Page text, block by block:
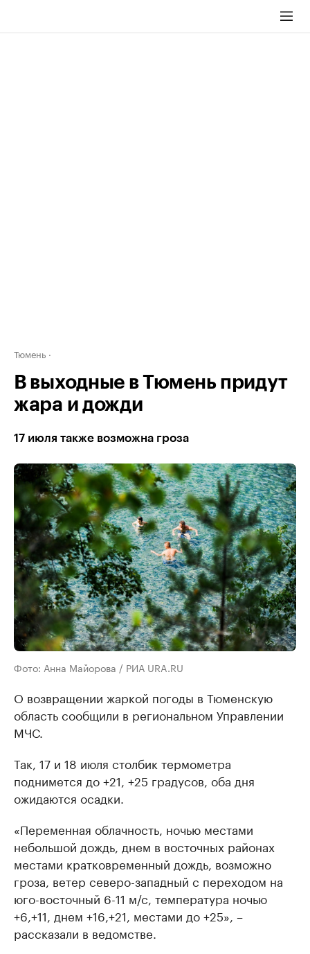
Тюмень
В выходные в Тюмень придут
жара и дожди
17 июля также возможна гроза
Фото: Анна Майорова / РИА URA.RU
О возвращении жаркой погоды в Тюменскую
область сообщили в региональном Управлении
МЧС.
Так, 17 и 18 июля столбик термометра
поднимется до +21, +25 градусов, оба дня
ожидаются осадки.
«Переменная облачность, ночью местами
небольшой дождь, днем в восточных районах
местами кратковременный дождь, возможно
гроза, ветер северо-западный с переходом на
юго-восточный 6-11 м/с, температура ночью
+6,+11, днем +16,+21, местами до +25», –
рассказали в ведомстве.